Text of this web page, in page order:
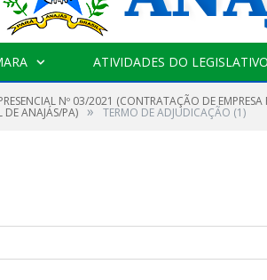
ATIVIDADES DO LEGISLATIVO
Nº 03/2021 (CONTRATAÇÃO DE
ANAJÁS/PA) » TERMO DE ADJUDICAÇÃO (1)